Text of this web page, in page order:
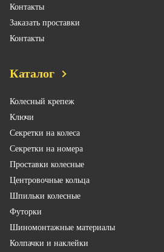
Контакты
Заказать проставки
Контакты
Каталог
Колесный крепеж
Ключи
Секретки на колеса
Секретки на номера
Проставки колесные
Центровочные кольца
Шпильки колесные
Футорки
Шиномонтажные материалы
Колпачки и наклейки